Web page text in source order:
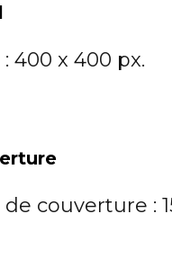
400 x 400 px.
couverture :